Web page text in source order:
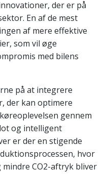
der er på
En af de mest
af mere effektive
som vil øge
med bilens
på at integrere
der kan optimere
gennem
og intelligent
er der en stigende
hvor
CO2-aftryk bliver